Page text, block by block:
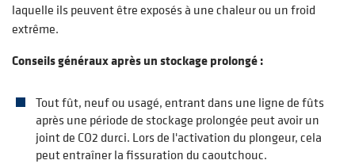
laquelle ils peuvent être exposés à une chaleur ou un froid
extrême.
Conseils généraux après un stockage prolongé :
Tout fût, neuf ou usagé, entrant dans une ligne de fûts
après une période de stockage prolongée peut avoir un
joint de CO2 durci. Lors de l'activation du plongeur, cela
peut entraîner la fissuration du caoutchouc.